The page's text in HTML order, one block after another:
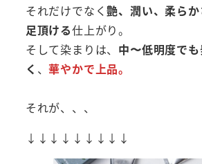
それだけでなく艶、潤い、柔らか
足頂ける仕上がり。
そして染まりは、 中〜低明度で
く 、華やかで上品。
それが、、、
↓↓↓↓↓↓↓↓↓